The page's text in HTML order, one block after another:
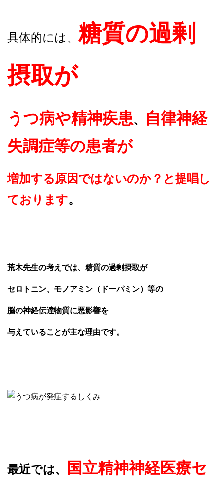
具体的には、糖質の過剰
摂取が
うつ病や精神疾患、
自律神経
失調症等の患者が
増加する原因ではないのか ？と提唱し
ております。
荒木先生の考えでは、糖質の過剰摂取が
セロトニン、モノアミン（ドーパミン）等の
脳の神経伝達物質に悪影響を
与えていることが主な理由です。
最近では、
国立精神神経医療セ